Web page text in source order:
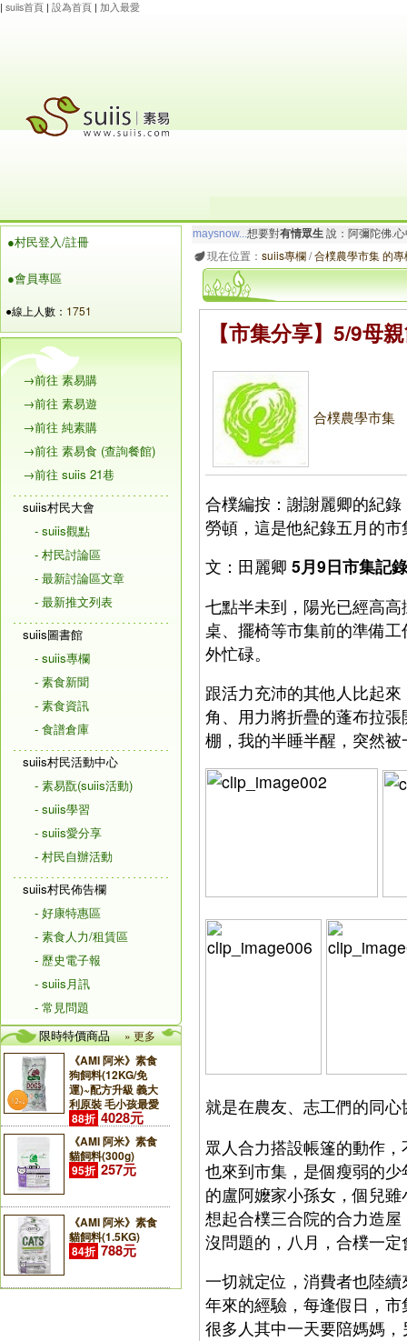
| suiis首頁 | 設為首頁 | 加入最愛
●村民登入/註冊
●會員專區
●線上人數： 1751
→前往 素易購
→前往 素易遊
→前往 純素購
→前往 素易食 (查詢餐館)
→前往 suiis 21巷
suiis村民大會
- suiis觀點
- 村民討論區
- 最新討論區文章
- 最新推文列表
suiis圖書館
- suiis專欄
- 素食新聞
- 素食資訊
- 食譜倉庫
suiis村民活動中心
- 素易翫(suiis活動)
- suiis學習
- suiis愛分享
- 村民自辦活動
suiis村民佈告欄
- 好康特惠區
- 素食人力/租賃區
- 歷史電子報
- suiis月訊
- 常見問題
限時特價商品
» 更多
《AMI 阿米》素食
狗飼料(12KG/免
運)~配方升級 義大
利原裝 毛小孩最愛
88折 4028元
《AMI 阿米》素食
貓飼料(300g)
95折 257元
《AMI 阿米》素食
貓飼料(1.5KG)
84折 788元
maysnow...想要對有情眾生說：阿彌陀佛.
玲瓏虹想要對有情眾生說：阿彌陀佛.心寬
現在位置： suiis專欄/合樸農學市集 的專
【市集分享】5/9母
合樸農學市集
合樸編按：謝謝麗卿的紀
勞頓，這是他紀錄五月的
文：田麗卿5月9日市集記
七點半未到，陽光已經高
桌、擺椅等市集前的準備
外忙碌。
跟活力充沛的其他人比起
角、用力將折疊的蓬布拉
棚，我的半睡半醒，突然
就是在農友、志工們的同
眾人合力搭設帳篷的動作
也來到市集，是個瘦弱的
的盧阿嬤家小孫女，個兒
想起合樸三合院的合力造
沒問題的，八月，合樸一
一切就定位，消費者也陸
年來的經驗，每逢假日，
很多人其中一天要陪媽媽